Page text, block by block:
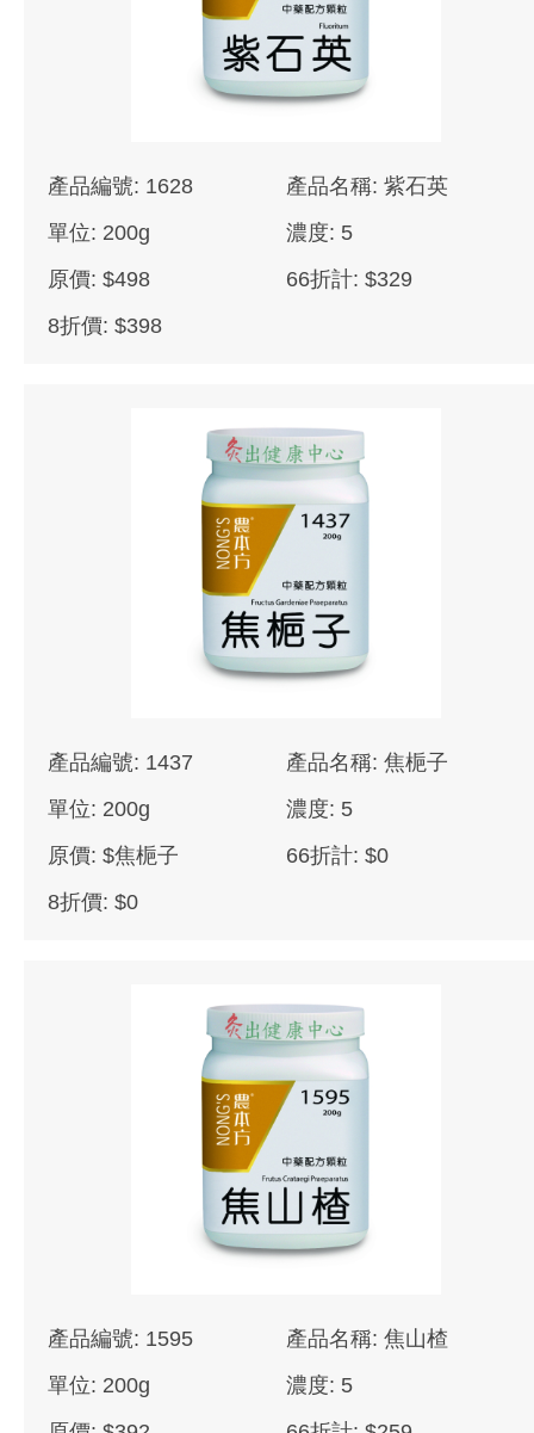
產品編號: 1628
產品名稱: 紫石英
單位: 200g
濃度: 5
原價: $498
66折計: $329
8折價: $398
產品編號: 1437
產品名稱: 焦梔子
單位: 200g
濃度: 5
原價: $焦梔子
66折計: $0
8折價: $0
產品編號: 1595
產品名稱: 焦山楂
單位: 200g
濃度: 5